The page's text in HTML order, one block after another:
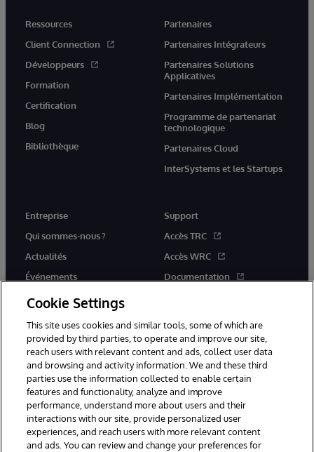
Ressources
Client Connection
Développeurs
Formation
Certification
Blog
Bibliothèque
Partenaires
Partenaires Intégrateurs
Partenaires Solutions
Applicatives
Partenaires Implémentation
Programme de partenariat
technologique
Partenaires Cloud
InterSystems et les Startups
Entreprise
Qui sommes-nous ?
Actualités
Événements
Rejoignez-nous
Support
Accès TRC
Accès WRC
Documentation
© 1996-2026 InterSystems Corporation, Boston, MA. Tous droits
réservés.
Mentions légales
Déclaration de confidentialité d'InterSystems Corporation
Cookie Settings
This site uses cookies and similar tools, some of which are
provided by third parties, to operate and improve our site,
reach users with relevant content and ads, collect user data
and browsing and activity information. We and these third
parties use the information collected to enable certain
features and functionality, analyze and improve
performance, understand more about users and their
interactions with our site, provide personalized user
experiences, and reach users with more relevant content
and ads. You can review and change your preferences for